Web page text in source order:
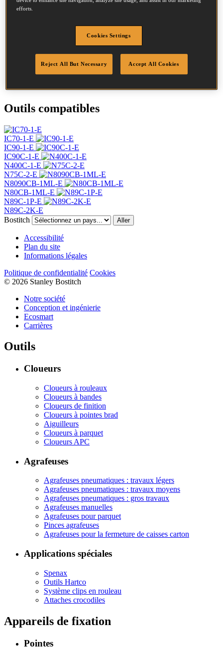
Diamètre
65 mm
Annelée
Finition
G8
Quantité par boîte 7500
DoP
DOP-EU_28_RRG8
Outils compatibles
IC70-1-E
IC90-1-E
IC90C-1-E
N400C-1-E
N75C-2-E
N8090CB-1ML-E
N80CB-1ML-E
N89C-1P-E
N89C-2K-E
Bostitch
Aller
Accessibilité
Plan du site
Informations légales
Politique de confidentialité Cookies
© 2026 Stanley Bostitch
Notre société
Conception et ingénierie
Ecosmart
Carrières
Outils
Cloueurs
Cloueurs à rouleaux
Cloueurs à bandes
Cloueurs de finition
Cloueurs à pointes brad
Aiguilleurs
Cloueurs à parquet
Cloueurs APC
Agrafeuses
Agrafeuses pneumatiques : travaux légers
Agrafeuses pneumatiques : travaux moyens
Agrafeuses pneumatiques : gros travaux
Agrafeuses manuelles
Agrafeuses pour parquet
Pinces agrafeuses
Agrafeuses pour la fermeture de caisses carton
Applications spéciales
Spenax
Outils Hartco
Système clips en rouleau
Attaches crocodiles
Appareils de fixation
Pointes
efforts.
Cookies Settings
Reject All But Necessary Accept All Cookies